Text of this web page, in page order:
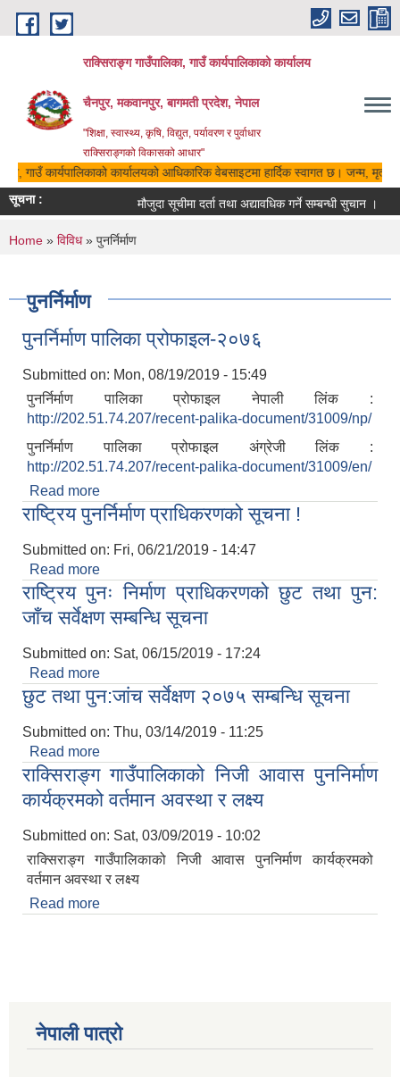
Skip to main content
राक्सिराङ्ग गाउँपालिका, गाउँ कार्यपालिकाको कार्यालय
चैनपुर, मकवानपुर, बागमती प्रदेश, नेपाल
"शिक्षा, स्वास्थ्य, कृषि, विद्युत, पर्यावरण र पुर्वाधार
राक्सिराङ्गको विकासको आधार"
गाउँ कार्यपालिकाको कार्यालयको आधिकारिक वेबसाइटमा हार्दिक स्वागत छ। जन्म,
सूचना :
मौजुदा सूचीमा दर्ता तथा अद्यावधिक गर्ने सम्बन्धी सुचान ।
You are here
Home » विविध» पुनर्निर्माण
पुनर्निर्माण
पुनर्निर्माण पालिका प्रोफाइल-२०७६
Submitted on: Mon, 08/19/2019 - 15:49
पुनर्निर्माण पालिका प्रोफाइल नेपाली लिंक :
http://202.51.74.207/recent-palika-document/31009/np/
पुनर्निर्माण पालिका प्रोफाइल अंग्रेजी लिंक :
http://202.51.74.207/recent-palika-document/31009/en/
Read more
राष्ट्रिय पुनर्निर्माण प्राधिकरणको सूचना !
Submitted on: Fri, 06/21/2019 - 14:47
Read more
राष्ट्रिय पुनः निर्माण प्राधिकरणको छुट तथा पुन:
जाँच सर्वेक्षण सम्बन्धि सूचना
Submitted on: Sat, 06/15/2019 - 17:24
Read more
जाँच सर्वेक्षण सम्बन्धि सूचना
छुट तथा पुन:जांच सर्वेक्षण २०७५ सम्बन्धि सूचना
Submitted on: Thu, 03/14/2019 - 11:25
Read more
राक्सिराङ्ग गाउँपालिकाको निजी आवास पुननिर्माण
कार्यक्रमको वर्तमान अवस्था र लक्ष्य
Submitted on: Sat, 03/09/2019 - 10:02
राक्सिराङ्ग गाउँपालिकाको निजी आवास पुननिर्माण कार्यक्रमको
वर्तमान अवस्था र लक्ष्य
Read more
नेपाली पात्रो